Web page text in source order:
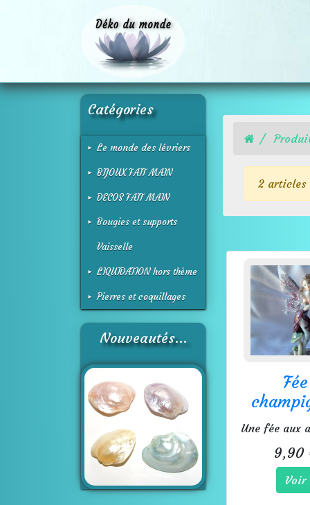
Catégories
Le monde des lévriers
BIJOUX FAIT MAIN
DECOS FAIT MAIN
Bougies et supports
Vaisselle
LIQUIDATION hors thème
Pierres et coquillages
Nouveautés...
2 articles
Fée
9,90
Voir